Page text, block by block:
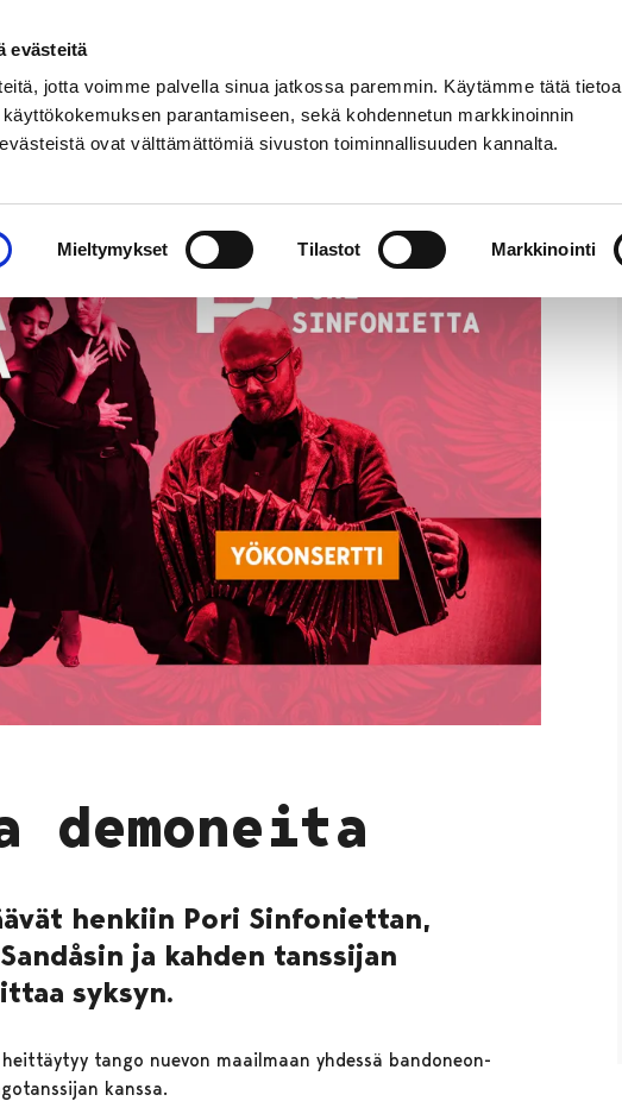
evästeitä
jotta voimme palvella sinua jatkossa paremmin. Käytämme tätä tietoa
parantamiseen, sekä kohdennetun markkinoinnin
ovat välttämättömiä sivuston toiminnallisuuden kannalta.
Mieltymykset Tilastot Markkinointi
henkiin Pori Sinfoniettan,
ja kahden tanssijan
syksyn.
tango nuevon maailmaan yhdessä bandoneon-
kanssa.